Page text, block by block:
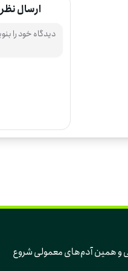
ارسال نظر
به این باور رسیده‌ایم که تغییر، از دل همین روزهای معمولی و همین آدم‌های معمولی شروع